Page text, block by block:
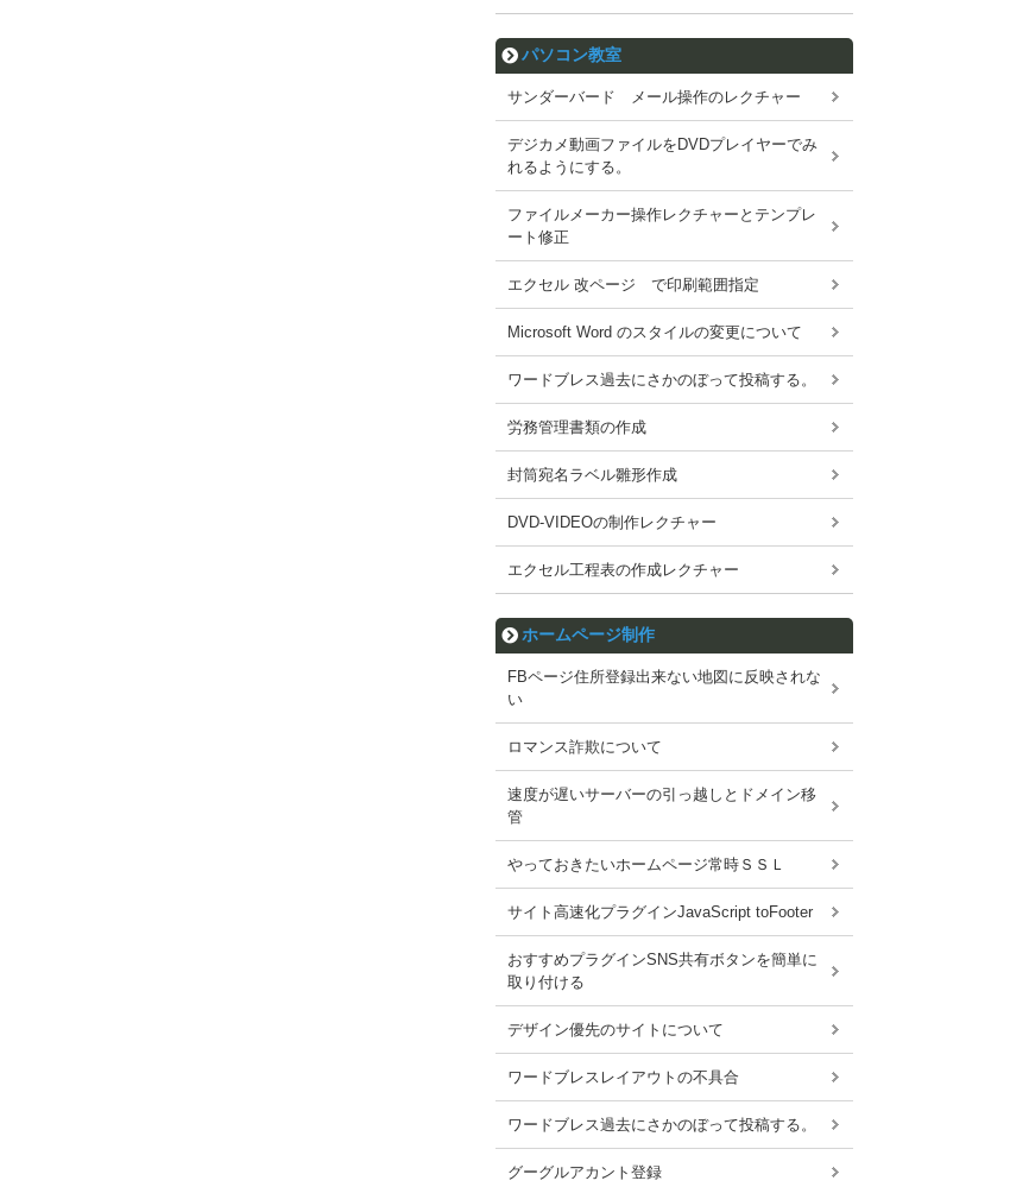
パソコン教室
サンダーバード メール操作のレクチャー
デジカメ動画ファイルをDVDプレイヤーでみ
れるようにする。
ファイルメーカー操作レクチャーとテンプレ
ート修正
エクセル 改ページ で印刷範囲指定
Microsoft Word のスタイルの変更について
ワードブレス過去にさかのぼって投稿する。
労務管理書類の作成
封筒宛名ラベル雛形作成
DVD-VIDEOの制作レクチャー
エクセル工程表の作成レクチャー
ホームページ制作
FBページ住所登録出来ない地図に反映されな
い
ロマンス詐欺について
速度が遅いサーバーの引っ越しとドメイン移
管
やっておきたいホームページ常時ＳＳＬ
サイト高速化プラグインJavaScript toFooter
おすすめプラグインSNS共有ボタンを簡単に
取り付ける
デザイン優先のサイトについて
ワードブレスレイアウトの不具合
ワードブレス過去にさかのぼって投稿する。
グーグルアカント登録